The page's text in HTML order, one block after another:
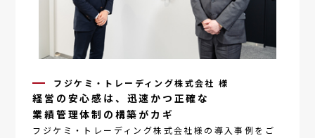
フジケミ・トレーディング株式会社 様
経営 の 安心感は、 迅速かつ 正確な
業績管理体制 の 構築が カギ
フジケミ・トレーディング株式会社様の導入事例をご